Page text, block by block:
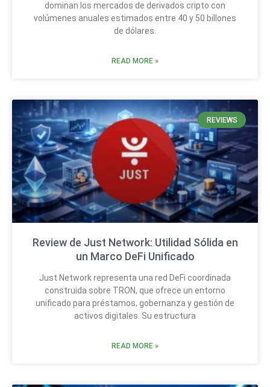
dominan los mercados de derivados cripto con
volúmenes anuales estimados entre 40 y 50 billones
de dólares.
READ MORE »
REVIEWS
Review de Just Network: Utilidad Sólida en
un Marco DeFi Unificado
Just Network representa una red DeFi coordinada
construida sobre TRON, que ofrece un entorno
unificado para préstamos, gobernanza y gestión de
activos digitales. Su estructura
READ MORE »